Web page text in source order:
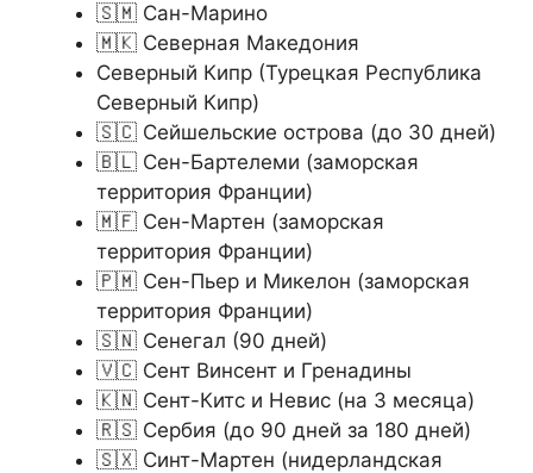
🇸🇲 Сан-Марино
🇲🇰 Северная Македония
Северный Кипр (Турецкая Республика
Северный Кипр)
🇸🇨 Сейшельские острова (до 30 дней)
🇧🇱 Сен-Бартелеми (заморская
территория Франции)
🇲🇫 Сен-Мартен (заморская
территория Франции)
🇵🇲 Сен-Пьер и Микелон (заморская
территория Франции)
🇸🇳 Сенегал (90 дней)
🇻🇨 Сент Винсент и Гренадины
🇰🇳 Сент-Китс и Невис (на 3 месяца)
🇷🇸 Сербия (до 90 дней за 180 дней)
🇸🇽 Синт-Мартен (нидерландская